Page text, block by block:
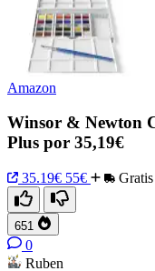
Amazon
Winsor & Newton
Plus por 35,19€
35.19€ 55€ Gratis
651
0
Ruben